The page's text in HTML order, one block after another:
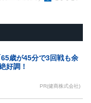
歳が45分で3回戦も余
好調！
PR(健商株式会社)